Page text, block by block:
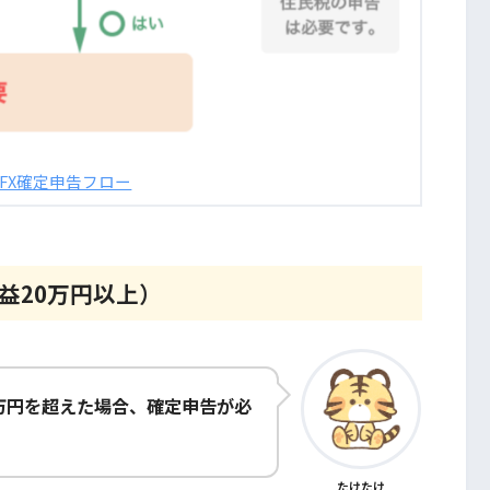
確定申告フロー
20万円以上）
を超えた場合、確定申告が必
たけたけ